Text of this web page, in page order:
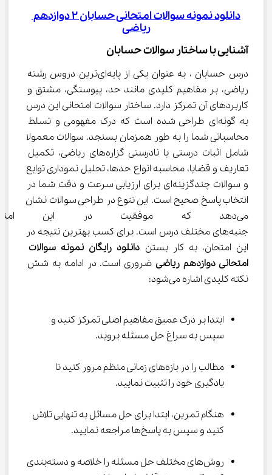
دانلود نمونه سوالات امتحانی حسابان 2 دوازدهم
ریاضی
آشنایی با ساختار سوالات حسابان
درس حسابان ، به عنوان یکی از پایه‌ای‌ترین دروس رشته
ریاضی، بر مفاهیم کلیدی مانند حد، پیوستگی، مشتق و
کاربردهای آن تمرکز دارد. ساختار سوالات امتحانی این درس
به گونه‌ای طراحی شده است که درک مفهومی و تسلط
محاسباتی شما را به طور همزمان بسنجد. سوالات معمولا
شامل اثبات درستی یا نادرستی گزاره‌های ریاضی، تکمیل
تعاریف و قضایا، محاسبه انواع حدها، تحلیل نموداری توابع
و سوالات چندگزینه‌ای برای ارزیابی سرعت و دقت شما در
انتخاب پاسخ صحیح است. این تنوع در طراحی سوالات نشان
می‌دهد که موفقیت در این
جنبه‌های مختلف درس است. برای کسب بهترین نتیجه در
این امتحان، به کار بستن دانلود رایگان نمونه سوالات
امتحانی دوازدهم ریاضی ضروری است. در ادامه به شش
نکته کلیدی اشاره می‌شود:
ابتدا بر درک عمیق مفاهیم اصلی تمرکز کنید و
سپس به سراغ حل مسئله بروید.
مطالب را در بازه‌های زمانی منظم مرور کنید تا
یادگیری خود را تثبیت نمایید.
هنگام تمرین، ابتدا برای حل مسائل به تنهایی تلاش
کنید و سپس به پاسخ‌ها مراجعه نمایید.
روش‌های مختلف حل مسئله را خلاصه و دسته‌بندی